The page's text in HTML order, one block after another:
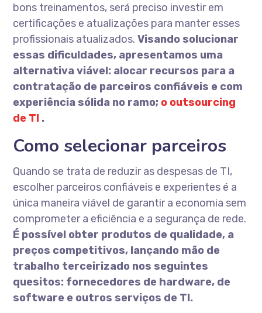
bons treinamentos, será preciso investir em
certificações e atualizações para manter esses
profissionais atualizados.Visando solucionar
essas dificuldades, apresentamos uma
alternativa viável: alocar recursos para a
contratação de parceiros confiáveis ​​e com
experiência sólida no ramo; o outsourcing
de TI .
Como selecionar parceiros
Quando se trata de reduzir as despesas de TI,
escolher parceiros confiáveis ​​e experientes é a
única maneira viável de garantir a economia sem
comprometer a eficiência e a segurança de rede.
É possível obter produtos de qualidade, a
preços competitivos, lançando mão de
trabalho terceirizado nos seguintes
quesitos: fornecedores de hardware, de
software e outros serviços de TI.